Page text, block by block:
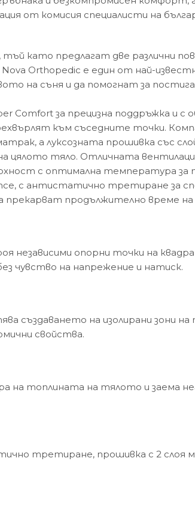
от комисия специалисти на
като предлагат две различни
Orthopedic е един от най-
на съня и да помогнат за
Comfort за прецизна поддръжка и с
към съседните точки.
а луксозната прошивка със
тяло. Отличната
с оптимална температура за
с антистатично третиране за
продължително време на
независими опорни точки на
чувство на напрежение и натиск.
създаването на изолирани зони
свойства.
на топлината на тялото и заема
третиране, прошивка с 2 слоя